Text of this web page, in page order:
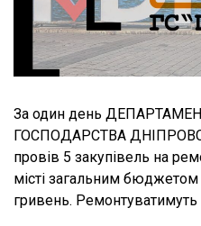
За один день
ГОСПОДАРСТВА
провів 5 закупівель на
місті загальним
гривень. Ремонтуватимуть